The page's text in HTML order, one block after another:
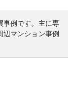
例です。 主に専
マンション事例